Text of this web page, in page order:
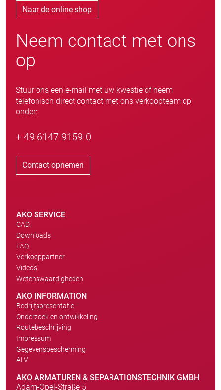
Naar de online shop
Neem contact met ons
op
Stuur ons een e-mail met uw kwestie of neem
telefonisch direct contact met ons verkoopteam op
onder:
+ 49 6147 9159-0
Contact opnemen
AKO SERVICE
CAD
Downloads
FAQ
Verkooppartner
Video's
Wetenswaardigheden
AKO INFORMATION
Bedrijfspresentatie
Onderzoek en ontwikkeling
Routebeschrijving
Impressum
Gegevensbescherming
ALV
AKO ARMATUREN & SEPARATIONSTECHNIK GMBH
Adam-Opel-Straße 5